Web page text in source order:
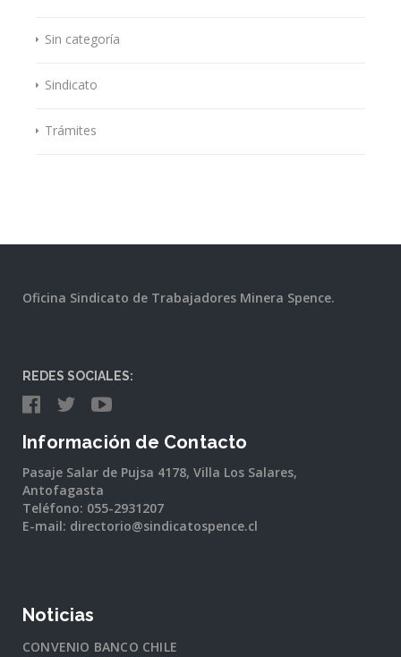
Sin categoría
Sindicato
Trámites
Oficina Sindicato de Trabajadores Minera Spence.
REDES SOCIALES:
Información de Contacto
Pasaje Salar de Pujsa 4178, Villa Los Salares,
Antofagasta
Teléfono: 055-2931207
E-mail: directorio@sindicatospence.cl
Noticias
CONVENIO BANCO CHILE